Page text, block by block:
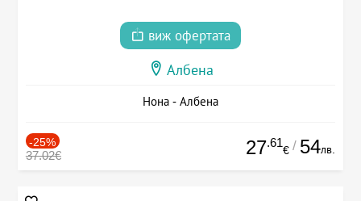
виж офертата
Албена
Нона - Албена
-25%
37.02€ 27.61
€ / 54лв.